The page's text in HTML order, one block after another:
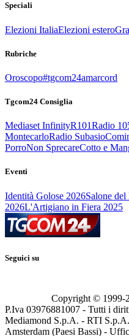
Speciali
Elezioni ItaliaElezioni estero
Rubriche
Oroscopo#tgcom24amarcord
Tgcom24 Consiglia
Mediaset InfinityR101Radio
MontecarloRadio Subasio
PorroNon SprecareCotto e
Eventi
Identità Golose 2026Salone
2026L'Artigiano in Fiera 2025
Seguici su
Copyright © 1999-
P.Iva 03976881007 - Tutti i
Mediamond S.p.A. - RTI
Amsterdam (Paesi Bassi) -